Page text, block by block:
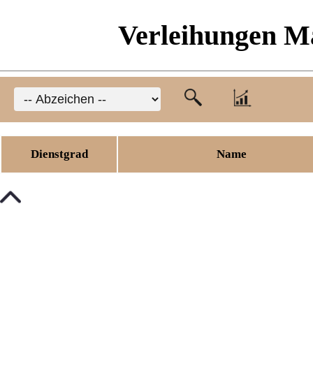
Verleihungen
Dienstgrad Name